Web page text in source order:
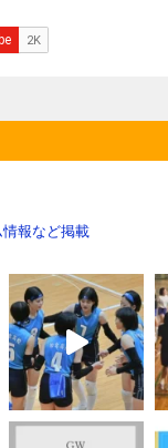
情報など掲載